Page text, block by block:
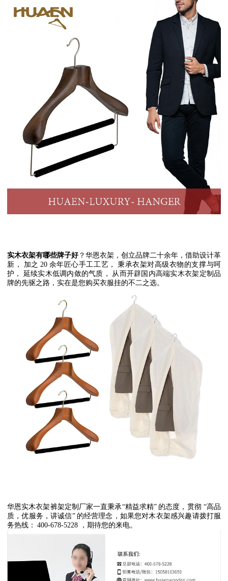
实木衣架有哪些牌子好？华恩衣架，创立品牌二十余年，借助设计革
新，
加之 20 余年匠心手工工艺，
秉承衣架对高级衣物的支撑与呵
护，
延续实木低调内敛的气质，
从而开辟国内高端实木衣架定制品
牌的先驱之路，实在是您购买衣服挂的不二之选。
华恩实木衣架裤架定制厂家一直秉承“精益求精” 的态度，贯彻 “高品
质，优服务，讲诚信” 的经营理念，如果您对木衣架感兴趣请拨打服
务热线： 400-678-5228 ，期待您的来电。